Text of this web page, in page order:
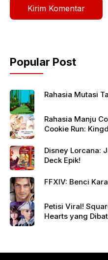
Popular Post
Rahasia Mutasi
Rahasia Manju Cookie: Topping &
Cookie Run:
Disney Lorcana:
Deck Epik!
FFXIV:
Petisi Viral!
Hearts yang